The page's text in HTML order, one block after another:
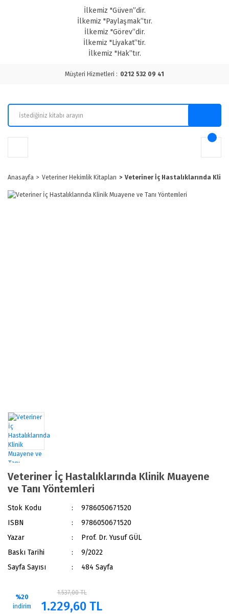
İlkemiz "Güven”dir.
İlkemiz "Paylaşmak”tır.
İlkemiz "Görev”dir.
İlkemiz "Liyakat”tir.
İlkemiz "Hak”tır.
Müşteri Hizmetleri : 0212 532 09 41
Anasayfa Veteriner Hekimlik Kitapları Veteriner İç Hastalıklarında
Veteriner İç Hastalıklarında Klinik Muayene
ve Tanı Yöntemleri
Stok Kodu
9786050671520
ISBN
9786050671520
Yazar
Prof. Dr. Yusuf GÜL
Baskı Tarihi
9/2022
Sayfa Sayısı
484 Sayfa
%20
indirim
1.537,00 TL
1.229,60 TL